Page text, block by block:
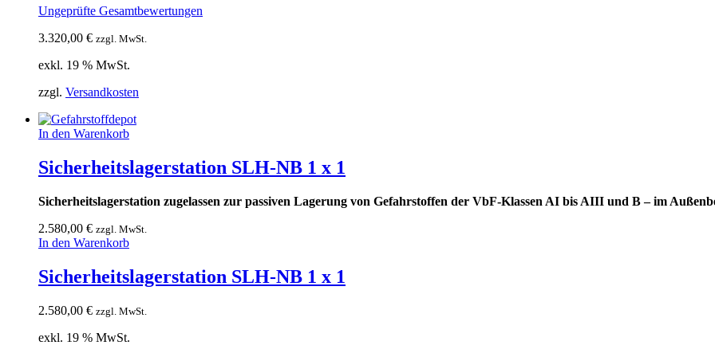
Ungeprüfte Gesamtbewertungen
3.320,00 € zzgl. MwSt.
exkl. 19 % MwSt.
zzgl. Versandkosten
In den Warenkorb
Sicherheitslagerstation SLH-NB 1 x 1
Sicherheitslagerstation zugelassen zur passiven Lagerung von Gefahrstoffen der VbF-Klassen AI bis AIII und B – im
2.580,00 € zzgl. MwSt.
In den Warenkorb
Sicherheitslagerstation SLH-NB 1 x 1
2.580,00 € zzgl. MwSt.
exkl. 19 % MwSt.